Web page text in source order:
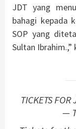
JDT yang
bahagi kepada
SOP yang
Sultan
TICKETS FOR
—